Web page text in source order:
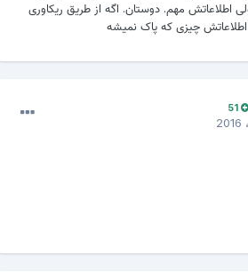
اطلاعاتش مهم. دوستان. اگه از طریق ریکاوری
چیزی که پاک نمیشه
51